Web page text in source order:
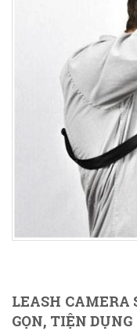
LEASH CAMERA
GỌN, TIỆN